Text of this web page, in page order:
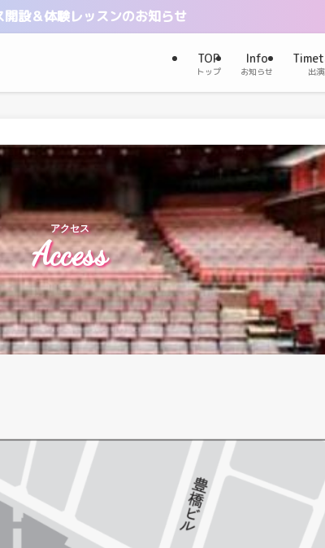
開設＆体験レッスンのお知らせ
TOP
トップ
Info
お知らせ 出
Access
アクセス